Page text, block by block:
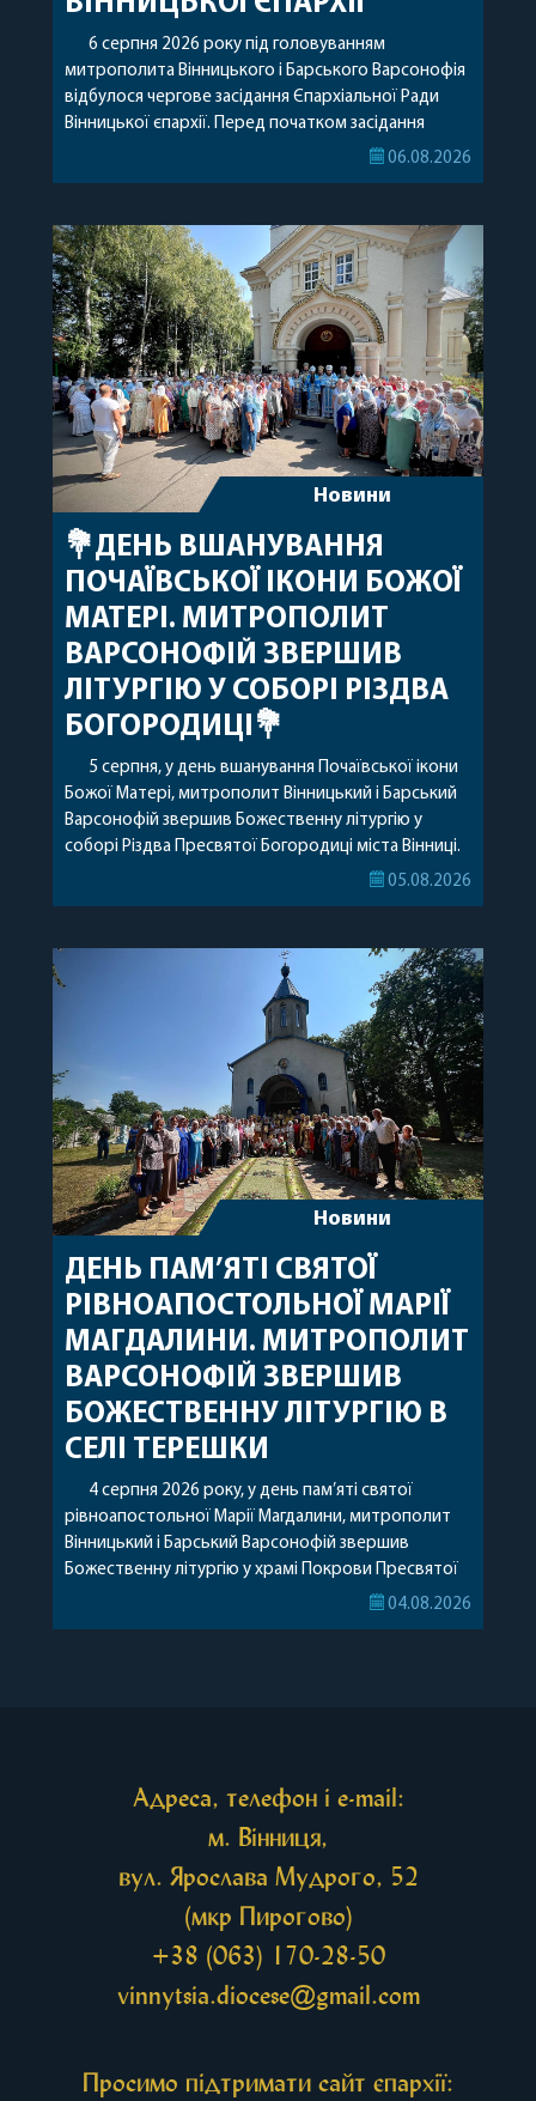
6 серпня 2026 року під головуванням
митрополита Вінницького і Барського Варсонофія
відбулося чергове засідання Єпархіальної Ради
Вінницької єпархії. Перед початком засідання
секретар Єпархіальної Ради від імені членів Ради
побажавши йому міцного здоров’я, Божої
допомоги, миру, духовної радості та
благословенних успіхів у подальшому
архіпастирському служінні. […]
06.08.2026
Новини
💐ДЕНЬ ВШАНУВАННЯ
ПОЧАЇВСЬКОЇ ІКОНИ БОЖОЇ
МАТЕРІ. МИТРОПОЛИТ
ВАРСОНОФІЙ ЗВЕРШИВ
ЛІТУРГІЮ У СОБОРІ РІЗДВА
БОГОРОДИЦІ💐
5 серпня, у день вшанування Почаївської ікони
Божої Матері, митрополит Вінницький і Барський
Варсонофій звершив Божественну літургію у
соборі Різдва Пресвятої Богородиці міста Вінниці.
Його Високопреосвященству співслужили
священному сані. Під час богослужіння підносилися
особливі молитви за мир в Україні, за воїнів, які
05.08.2026
Новини
ДЕНЬ ПАМ’ЯТІ СВЯТОЇ
РІВНОАПОСТОЛЬНОЇ МАРІЇ
МАГДАЛИНИ. МИТРОПОЛИТ
ВАРСОНОФІЙ ЗВЕРШИВ
БОЖЕСТВЕННУ ЛІТУРГІЮ В
СЕЛІ ТЕРЕШКИ
4 серпня 2026 року, у день пам’яті святої
рівноапостольної Марії Магдалини, митрополит
Вінницький і Барський Варсонофій звершив
Божественну літургію у храмі Покрови Пресвятої
Богородиці села Терешки Барського благочиння.
04.08.2026
Адреса, телефон і e-mail:
м. Вінниця,
вул. Ярослава Мудрого, 52
(мкр Пирогово)
+38 (063) 170-28-50
vinnytsia.diocese@gmail.com
Просимо підтримати сайт єпархії: